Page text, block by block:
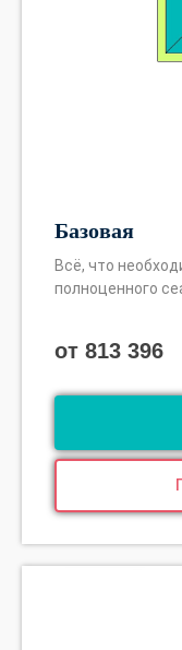
Базовая
Всё, что
полноценного
от 813 396